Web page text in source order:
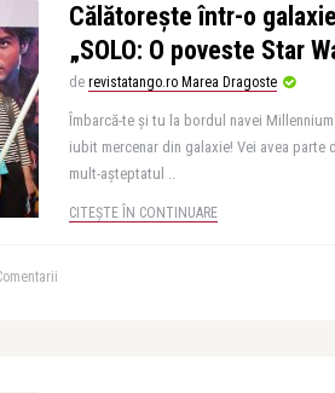
Călătoreşte într-o
„SOLO: O poveste Star
de revistatango.ro Marea Dragoste
Îmbarcă-te şi tu la bordul navei
iubit mercenar din galaxie! Vei avea parte
mult-aşteptatul ..
CITEȘTE ÎN CONTINUARE